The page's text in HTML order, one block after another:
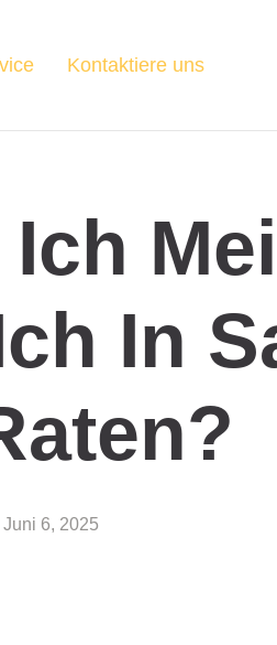
Kontaktiere uns
In
Juni 6, 2025